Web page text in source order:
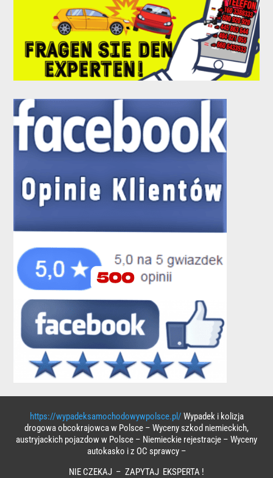
https://wypadeksamochodowywpolsce.pl/ Wypadek i kolizja
drogowa obcokrajowca w Polsce – Wyceny szkod niemieckich,
austryjackich pojazdow w Polsce – Niemieckie rejestracje – Wyceny
autokasko i z OC sprawcy –
NIE CZEKAJ – ZAPYTAJ EKSPERTA !